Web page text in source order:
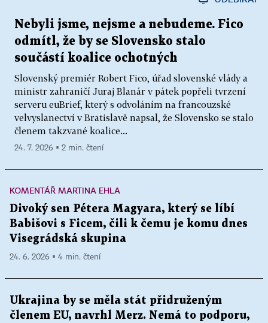
Nebyli jsme, nejsme a nebudeme. Fico
odmítl, že by se Slovensko stalo
součástí koalice ochotných
Slovenský premiér Robert Fico, úřad slovenské vlády a
ministr zahraničí Juraj Blanár v pátek popřeli tvrzení
serveru euBrief, který s odvoláním na francouzské
velvyslanectví v Bratislavě napsal, že Slovensko se stalo
členem takzvané koalice...
24. 7. 2026 ▪ 2 min. čtení
KOMENTÁŘ MARTINA EHLA
Divoký sen Pétera Magyara, který se líbí
Babišovi s Ficem, čili k čemu je komu dnes
Visegrádská skupina
24. 6. 2026 ▪ 4 min. čtení
Ukrajina by se měla stát přidruženým
členem EU, navrhl Merz. Nemá to podporu,